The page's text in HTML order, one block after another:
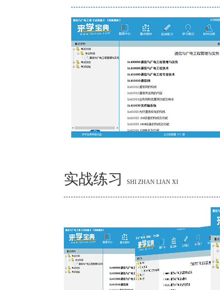
实战练习 SHI ZHAN LIAN XI